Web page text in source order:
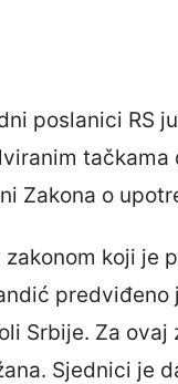
poslanici RS
tačkama
Zakona o
zakonom koji je
predviđeno
Srbije. Za ovaj
Sjednici je